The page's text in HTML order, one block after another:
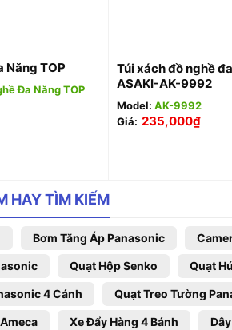
Năng TOP
Đa Năng TOP
Túi xách đồ nghề
ASAKI-AK-9992
Model: AK-9992
Giá: 235,000₫
HAY TÌM KIẾM
Bơm Tăng Áp Panasonic
Quạt Hộp Senko Quạt
4 Cánh Quạt Treo Tường
Xe Đẩy Hàng 4 Bánh